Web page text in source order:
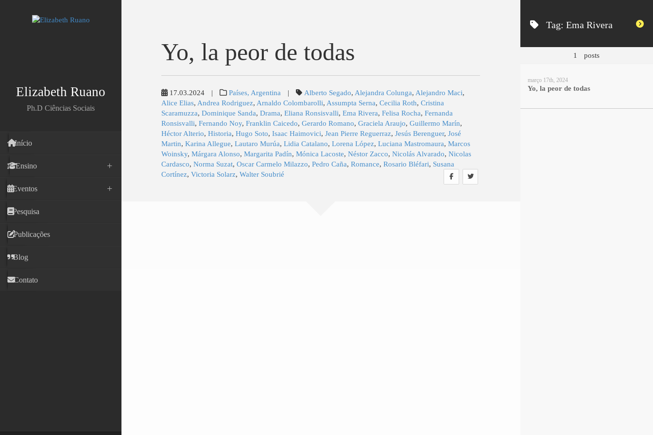
Elizabeth Ruano
Ph.D Ciências Sociais
Início
Ensino
Eventos
Pesquisa
Publicações
Blog
Contato
Yo, la peor de todas
17.03.2024 | Países, Argentina | Alberto Segado, Alejandra Colunga, Alejandro Maci,
Alice Elias, Andrea Rodriguez, Arnaldo Colombarolli, Assumpta Serna,Cecilia Roth,Cristina
Scaramuzza,Dominique Sanda,Drama,Eliana Ronsisvalli,Ema Rivera,Felisa Rocha,Fernanda
Ronsisvalli,Fernando Noy,Franklin Caicedo,Gerardo Romano,Graciela Araujo,Guillermo Marín,
Héctor Alterio,Historia,Hugo Soto,Isaac Haimovici,Jean Pierre Reguerraz,Jesús Berenguer,José
Martin,Karina Allegue,Lautaro Murúa,Lidia Catalano,Lorena López,Luciana Mastromaura,Marcos
Woinsky,Márgara Alonso,Margarita Padín,Mónica Lacoste,Néstor Zacco,Nicolás Alvarado,Nicolas
Cardasco,Norma Suzat,Oscar Carmelo Milazzo,Pedro Caña,Romance,Rosario Bléfari, Susana
Cortínez,Victoria Solarz,Walter Soubrié
Tag: Ema Rivera
1 posts
março 17th, 2024
Yo, la peor de todas